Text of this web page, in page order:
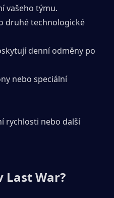
vašeho týmu.
druhé technologické
denní odměny po
nebo speciální
rychlosti nebo další
Last War?